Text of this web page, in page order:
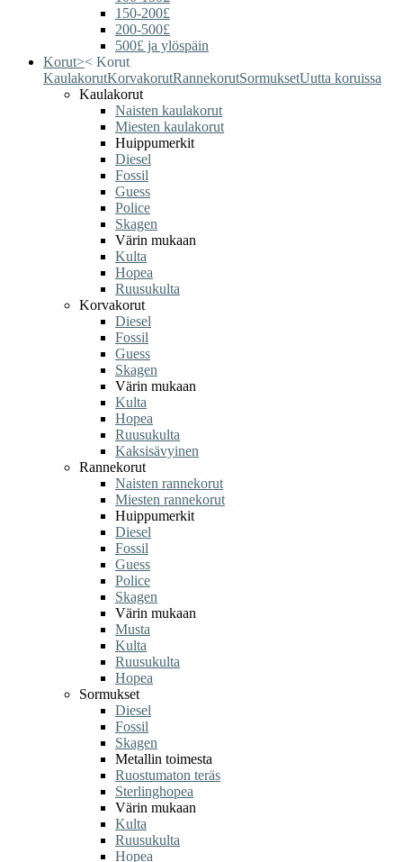
150-200£
200-500£
500£ ja ylöspäin
Korut>< Korut
KaulakorutKorvakorutRannekorutSormuksetUutta koruissa
Kaulakorut
Naisten kaulakorut
Miesten kaulakorut
Huippumerkit
Diesel
Fossil
Guess
Police
Skagen
Värin mukaan
Kulta
Hopea
Ruusukulta
Korvakorut
Diesel
Fossil
Guess
Skagen
Värin mukaan
Kulta
Hopea
Ruusukulta
Kaksisävyinen
Rannekorut
Naisten rannekorut
Miesten rannekorut
Huippumerkit
Diesel
Fossil
Guess
Police
Skagen
Värin mukaan
Musta
Kulta
Ruusukulta
Hopea
Sormukset
Diesel
Fossil
Skagen
Metallin toimesta
Ruostumaton teräs
Sterlinghopea
Värin mukaan
Kulta
Ruusukulta
Hopea